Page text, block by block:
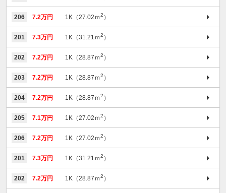
206 7.2万円 1K（27.02ｍ2 ）
201 7.3万円 1K（31.21ｍ2 ）
202 7.2万円 1K（28.87ｍ2 ）
203 7.2万円 1K（28.87ｍ2 ）
204 7.2万円 1K（28.87ｍ2 ）
205 7.1万円 1K（27.02ｍ2 ）
206 7.2万円 1K（27.02ｍ2 ）
201 7.3万円 1K（31.21ｍ2 ）
202 7.2万円 1K（28.87ｍ2 ）